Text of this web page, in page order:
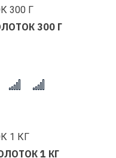
300 Г
​​1 КГ